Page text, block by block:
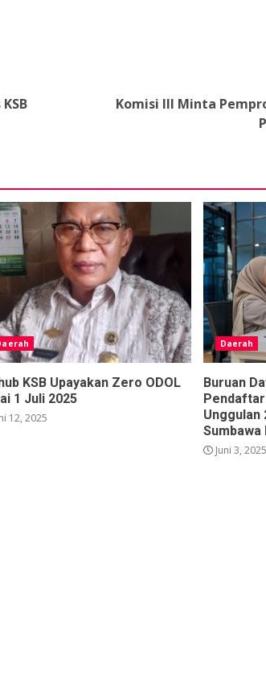
Komisi III Minta
KSB Upayakan Zero ODOL
1 Juli 2025
12, 2025
Daerah
Buruan
Unggulan
Sumbawa
Juni 3, 2025